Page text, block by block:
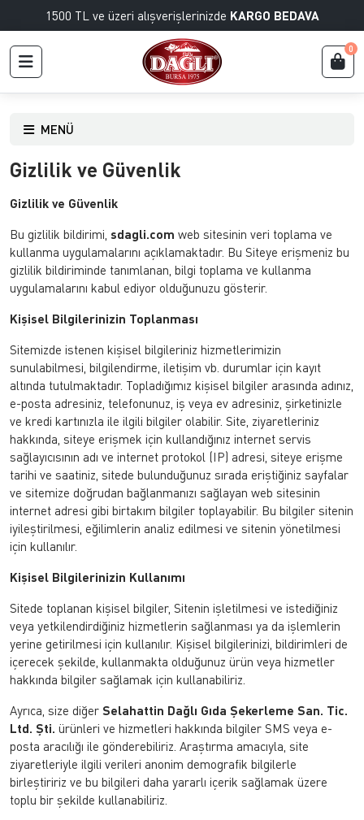
1500 TL ve üzeri alışverişlerinizde KARGO BEDAVA
0
MENÜ
Gizlilik ve Güvenlik
Gizlilik ve Güvenlik
Bu gizlilik bildirimi, sdagli.com web sitesinin veri toplama ve
kullanma uygulamalarını açıklamaktadır. Bu Siteye erişmeniz bu
gizlilik bildiriminde tanımlanan, bilgi toplama ve kullanma
uygulamalarını kabul ediyor olduğunuzu gösterir.
Kişisel Bilgilerinizin Toplanması
Sitemizde istenen kişisel bilgileriniz hizmetlerimizin
sunulabilmesi, bilgilendirme, iletişim vb. durumlar için kayıt
altında tutulmaktadır. Topladığımız kişisel bilgiler arasında adınız,
e-posta adresiniz, telefonunuz, iş veya ev adresiniz, şirketinizle
ve kredi kartınızla ile ilgili bilgiler olabilir. Site, ziyaretleriniz
hakkında, siteye erişmek için kullandığınız internet servis
sağlayıcısının adı ve internet protokol (IP) adresi, siteye erişme
tarihi ve saatiniz, sitede bulunduğunuz sırada eriştiğiniz sayfalar
ve sitemize doğrudan bağlanmanızı sağlayan web sitesinin
internet adresi gibi birtakım bilgiler toplayabilir. Bu bilgiler sitenin
iyileştirilmesi, eğilimlerin analiz edilmesi ve sitenin yönetilmesi
için kullanılır.
Kişisel Bilgilerinizin Kullanımı
Sitede toplanan kişisel bilgiler, Sitenin işletilmesi ve istediğiniz
veya yetkilendirdiğiniz hizmetlerin sağlanması ya da işlemlerin
yerine getirilmesi için kullanılır. Kişisel bilgilerinizi, bildirimleri de
içerecek şekilde, kullanmakta olduğunuz ürün veya hizmetler
hakkında bilgiler sağlamak için kullanabiliriz.
Ayrıca, size diğer Selahattin Dağlı Gıda Şekerleme San. Tic.
Ltd. Şti. ürünleri ve hizmetleri hakkında bilgiler SMS veya e-
posta aracılığı ile gönderebiliriz. Araştırma amacıyla, site
ziyaretleriyle ilgili verileri anonim demografik bilgilerle
birleştiririz ve bu bilgileri daha yararlı içerik sağlamak üzere
toplu bir şekilde kullanabiliriz.